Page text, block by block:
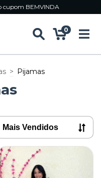
cupom BEMVINDA
0
> Pijamas